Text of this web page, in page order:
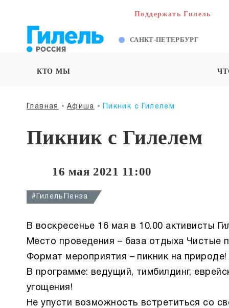
Поддержать Гилель
САНКТ-ПЕТЕРБУРГ
КТО МЫ
Главная Афиша Пикник с Гилелем
Пикник с Гилелем
16 мая 2021 11:00
#ГилельПенза
В воскресенье 16 мая в 10.00 активисты
Место проведения – база отдыха Чистые
Формат мероприятия – пикник на природе!
В программе: ведущий, тимбилдинг,
угощения!
Не упусти возможность встретиться со